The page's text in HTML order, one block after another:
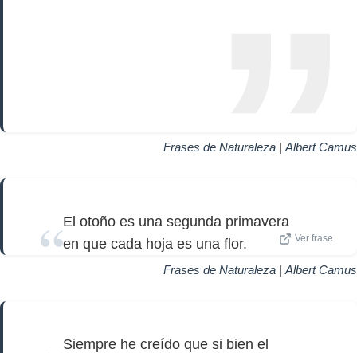
Frases de Naturaleza | Albert Camus
El otoño es una segunda primavera
en que cada hoja es una flor.
Ver frase
Frases de Naturaleza | Albert Camus
Siempre he creído que si bien el